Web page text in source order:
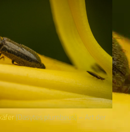
(Dasytes plumbeus) – Art der